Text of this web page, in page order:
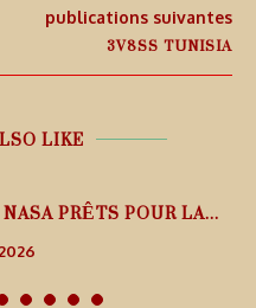
publications suivantes
3V8SS TUNISIA
LIKE
PRÊTS POUR LA...